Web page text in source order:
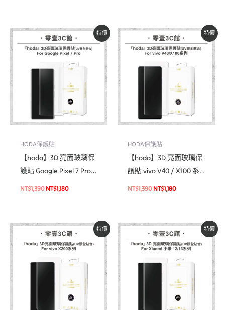
特價
HODA保護貼
【hoda】3D 亮面玻璃保
護貼 Google Pixel 7 Pro
(UV膠全貼合)
NT$1,390
原
始
價
格：
NT$1,390。
NT$1,180
目
前
價
格：
NT$1,180。
特價
HODA保護貼
【hoda】3D 亮面玻璃保
護貼 vivo V40 / X100 系
列 (UV膠全貼合)
NT$1,390
原
始
價
格：
NT$1,390。
NT$1,180
目
前
價
格：
NT$1,180。
特價
原
始
價
格：
NT$1,390。
目
前
價
格：
NT$1,180。
特價
原
始
價
格：
NT$1,390。
目
前
價
格：
NT$1,180。